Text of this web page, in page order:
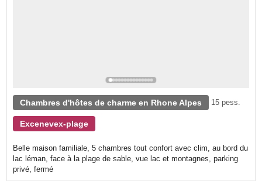
Chambres d'hôtes de charme en Rhone Alpes 15 pess.
Excenevex-plage
Belle maison familiale, 5 chambres tout confort avec clim, au bord du
lac léman, face à la plage de sable, vue lac et montagnes, parking
privé, fermé